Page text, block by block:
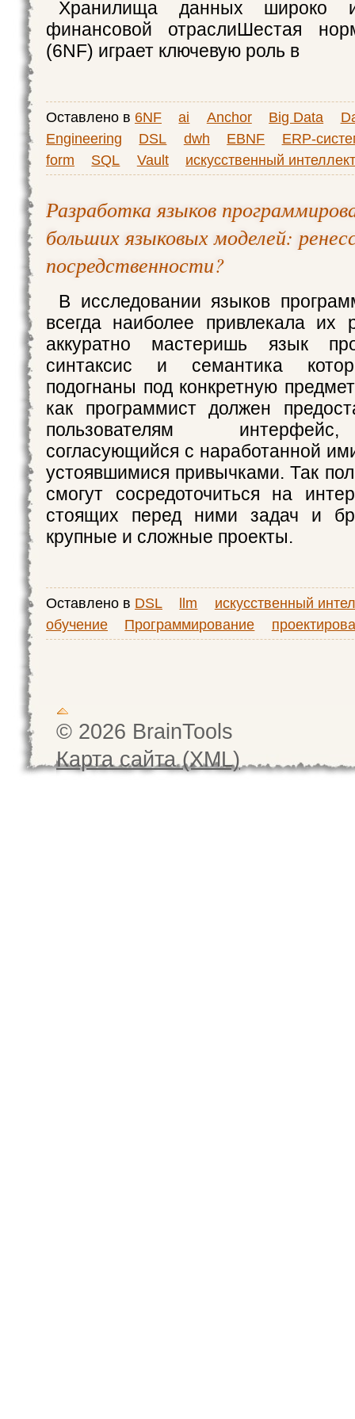
Хранилища данных широко
финансовой отраслиШестая
(6NF) играет ключевую роль в
Оставлено в 6NF ai Anchor Big Data
Engineering
DSL dwh EBNF
ERP-
form
SQL Vault искусственный
Разработка языков
больших языковых моделей:
посредственности?
В исследовании языков
всегда наиболее привлекала их
аккуратно мастеришь язык
синтаксис и семантика
подогнаны под конкретную
как программист должен
пользователям
согласующийся с наработанной
устоявшимися привычками. Так
смогут сосредоточиться на
стоящих перед ними задач и
крупные и сложные проекты.
Оставлено в DSL llm
искусственный
обучение
Программирование
© 2026 BrainTools
Карта сайта (XML)